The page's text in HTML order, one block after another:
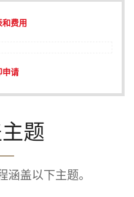
费用
申请
题
盖以下主题。